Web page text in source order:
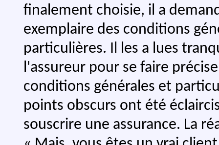
finalement choisie, il a
exemplaire des conditions
particulières. Il les a lues
l'assureur pour se faire
conditions générales et
points obscurs ont été
souscrire une assurance. La